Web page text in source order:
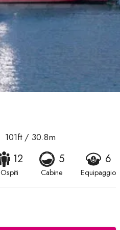
101ft/ 30.8m
12
Ospiti
5
Cabine
6
Equipaggio